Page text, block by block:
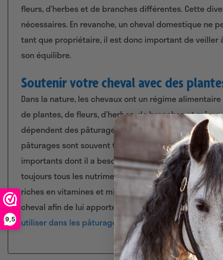
9,5
fleurs, d’herbes et de branches différentes. Cette
nécessaires. En revanche, un cheval domestique ne
tant que propriétaire, il est donc important de veiller
son équilibre.
Soutenir votre cheval avec des
Dans la nature, les chevaux ont un régime
de plantes, de fleurs, d’herbes, de branches et
dépendent des pâturages qu’on leur offre et de
pâturages sont souvent très peu diversifiés et sont
importants dont il a besoin. Or, de nombreux
toujours tous les nutriments essentiels. Pourtant, de
riches en vitamines et minéraux bénéfiques. Il est
cheval afin de lui apporter un soutien
utiliser dans les pâturages
pour soutenir votre